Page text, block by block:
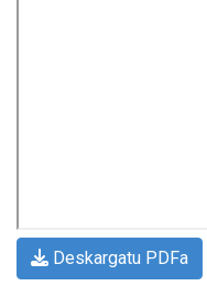
Deskargatu PDFa